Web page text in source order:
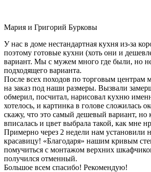
Мария и Григорий Бурковы
У нас в доме нестандартная кухня из-за
поэтому готовые кухни (хоть они и
вариант. Мы с мужем много где были, но
подходящего варианта.
После всех походов по торговым центрам
на заказ под наши размеры. Вызвали
обмерил, посчитал, нарисовал кухню
хотелось, и картинка в голове сложилась
скажу, что это самый дешевый вариант, но
вписалась и цвет выбрала такой, как мне
Примерно через 2 недели нам установили
красавицу! «Благодаря» нашим кривым
помучиться с монтажом верхних
получился отменный.
Большое всем спасибо! Рекомендую!